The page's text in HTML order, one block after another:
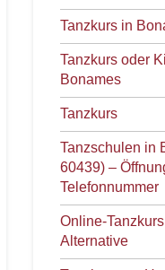
Tanzkurs in
Tanzkurs oder
Bonames
Tanzkurs
Tanzschulen in
60439) –
Telefonnummer
Online-
Alternative